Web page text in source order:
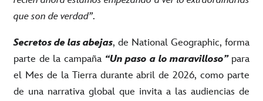
que son de verdad”.
Secretos de las abejas, de National Geographic, forma
parte de la campaña “Un paso a lo maravilloso” para
el Mes de la Tierra durante abril de 2026, como parte
de una narrativa global que invita a las audiencias de